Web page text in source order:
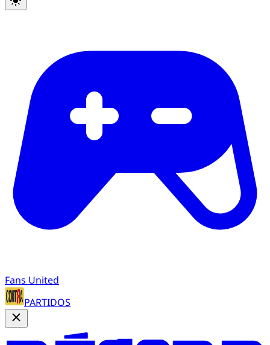
Fans United
PARTIDOS